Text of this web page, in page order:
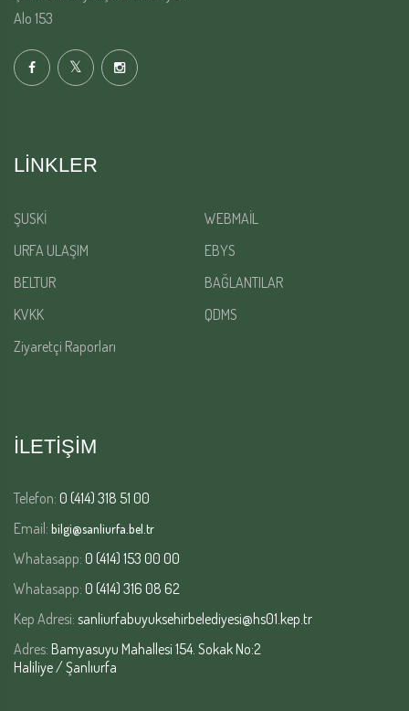
Alo 153
LINKLER
ŞUSKİ
WEBMAİL
URFA ULAŞIM
EBYS
BELTUR
BAĞLANTILAR
KVKK
QDMS
Ziyaretçi Raporları
İLETİŞİM
Telefon: 0 (414) 318 51 00
Email: bilgi@sanliurfa.bel.tr
Whatasapp: 0 (414) 153 00 00
Whatasapp: 0 (414) 316 08 62
Kep Adresi: sanliurfabuyuksehirbelediyesi@hs01.kep.tr
Adres: Bamyasuyu Mahallesi 154. Sokak No:2
Haliliye / Şanlıurfa